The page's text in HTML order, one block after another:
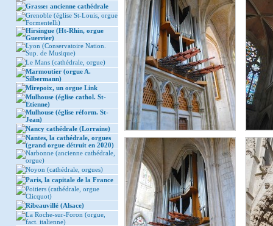
Grasse: ancienne cathédrale
Grenoble (église St-Louis, orgue
Formentelli)
Hirsingue (Ht-Rhin, orgue
Guerrier)
Lyon (Conservatoire Nation.
Sup. de Musique)
Le Mans (cathédrale, orgue)
Marmoutier (orgue A.
Silbermann)
Mirepoix, un orgue Link
Mulhouse (église cathol. St-
Etienne)
Mulhouse (église réform. St-
Jean)
Nancy cathédrale (Lorraine)
Nantes, la cathédrale, orgues
(grand orgue détruit en 2020)
Narbonne (ancienne cathédrale,
orgue)
Noyon (cathédrale, orgues)
Paris, la capitale de la France
Poitiers (cathédrale, orgue
Clicquot)
Ribeauvillé (Alsace)
La Roche-sur-Foron (orgue,
fact. italienne)